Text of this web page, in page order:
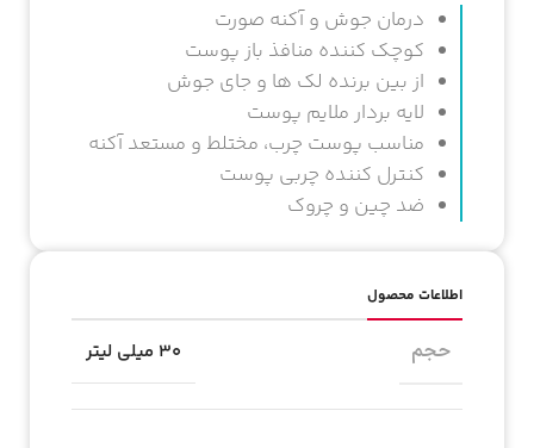
درمان جوش و آکنه صورت
کوچک کننده منافذ باز پوست
از بین برنده لک ها و جای جوش
لایه بردار ملایم پوست
مناسب پوست چرب، مختلط و مستعد آکنه
کنترل کننده چربی پوست
ضد چین و چروک
اطلاعات محصول
حجم ۳۰ میلی لیتر